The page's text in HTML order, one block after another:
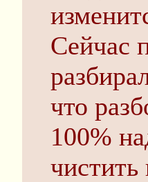
Сейчас
что
100%